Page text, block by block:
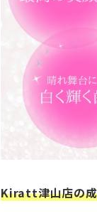
Kiratt津山店の成